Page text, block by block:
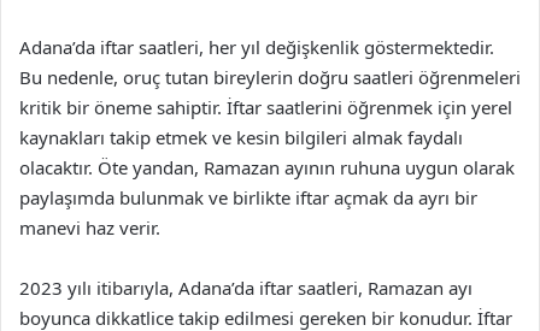
Adana’da iftar saatleri, her yıl değişkenlik göstermektedir.
Bu nedenle, oruç tutan bireylerin doğru saatleri öğrenmeleri
kritik bir öneme sahiptir. İftar saatlerini öğrenmek için yerel
kaynakları takip etmek ve kesin bilgileri almak faydalı
olacaktır. Öte yandan, Ramazan ayının ruhuna uygun olarak
paylaşımda bulunmak ve birlikte iftar açmak da ayrı bir
manevi haz verir.
2023 yılı itibarıyla, Adana’da iftar saatleri, Ramazan ayı
boyunca dikkatlice takip edilmesi gereken bir konudur. İftar